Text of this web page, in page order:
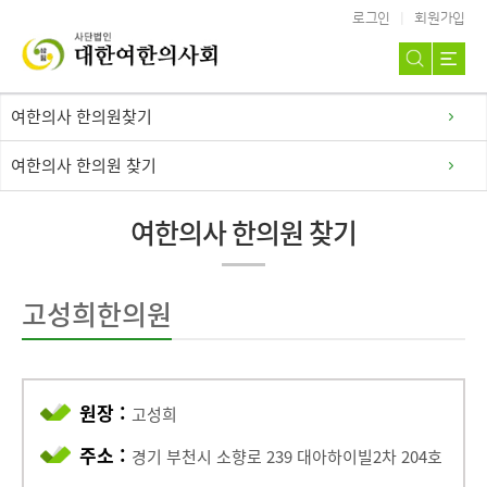
로그인 회원가입
여한의사 한의원찾기
여한의사 한의원 찾기
여한의사 한의원 찾기
고성희한의원
원장 : 고성희
주소 : 경기 부천시 소향로 239 대아하이빌2차 204호